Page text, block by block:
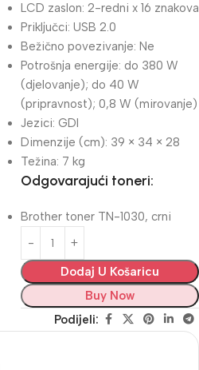
LCD zaslon: 2-redni x 16 znakova
Priključci: USB 2.0
Bežično povezivanje: Ne
Potrošnja energije: do 380 W
(djelovanje); do 40 W
(pripravnost); 0,8 W (mirovanje)
Jezici: GDI
Dimenzije (cm): 39 × 34 × 28
Težina: 7 kg
Odgovarajući toneri:
Brother toner TN-1030, crni
Dodaj U Košaricu
Buy Now
Podijeli: